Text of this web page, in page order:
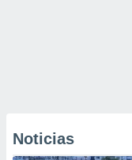
Noticias